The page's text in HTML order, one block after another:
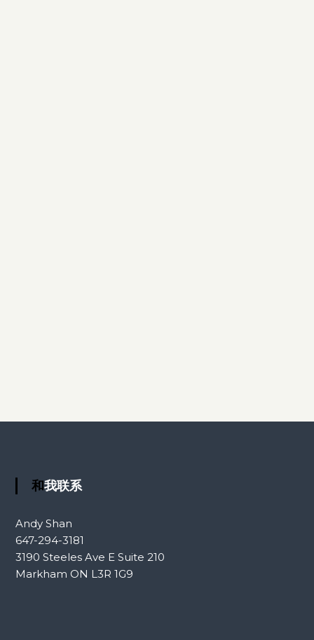
和我联系
Andy Shan
647-294-3181
3190 Steeles Ave E Suite 210
Markham ON L3R 1G9